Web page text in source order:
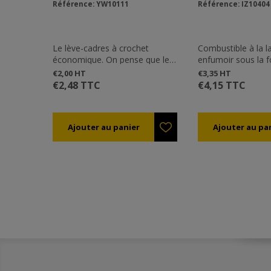
Référence: YW10111
Le lève-cadres à crochet
économique. On pense que le
choix du lève-cadres est
quelque chose de personnel, lié
au style de travail et aux
mieux parmi notre large
gamme.
€2,00 HT
€2,48 TTC
Référence: IZ10404
Combustible à la
enfumoir sous la
granulés.
€3,35 HT
€4,15 TTC